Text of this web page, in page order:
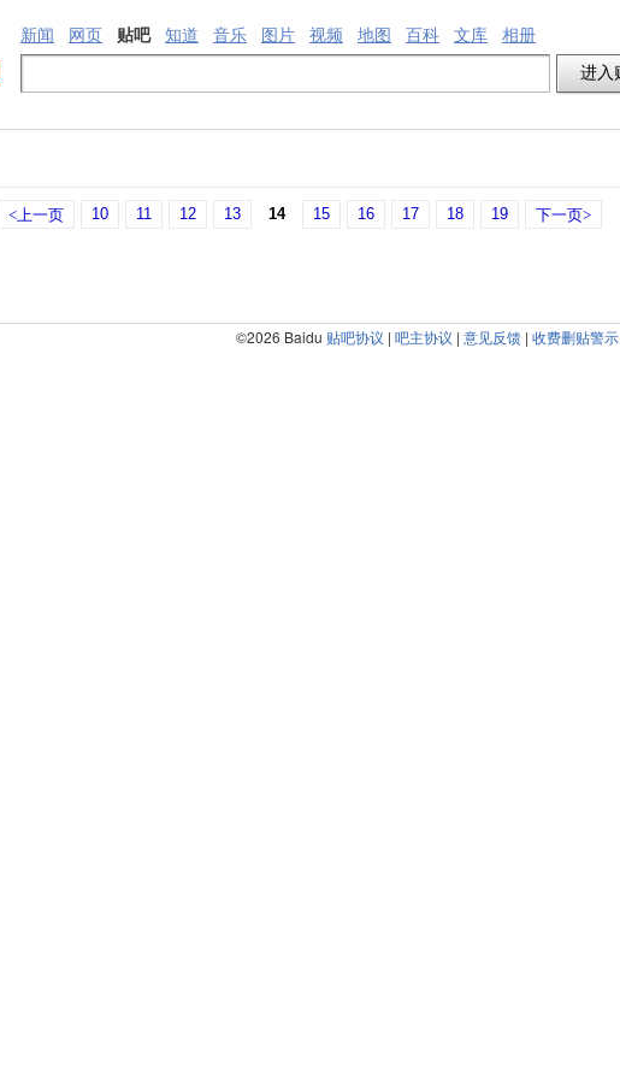
新闻 网页 贴吧 知道 音乐 图片 视频 地图 百科 文库 相册
<上一页 10 11 12 13 14 15 16 17 18 19 下一页>
©2026 Baidu 贴吧协议 | 吧主协议 | 意见反馈 | 收费删贴警示